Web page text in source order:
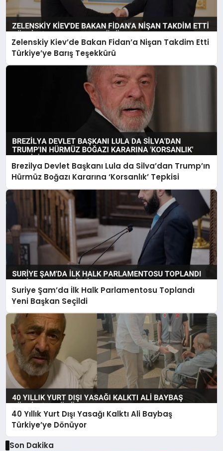
Zelenskiy Kiev’de Bakan Fidan’a Nişan Takdim Etti
Türkiye’ye Barış Teşekkürü
Brezilya Devlet Başkanı Lula da Silva’dan Trump’ın
Hürmüz Boğazı Kararına ‘Korsanlık’ Tepkisi
Suriye Şam’da İlk Halk Parlamentosu Toplandı
Yeni Başkan Seçildi
40 Yıllık Yurt Dışı Yasağı Kalktı Ali Baybaş
Türkiye’ye Dönüyor
Son Dakika